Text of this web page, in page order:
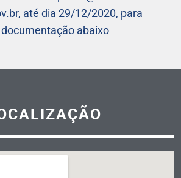
até dia 29/12/2020, para
abaixo